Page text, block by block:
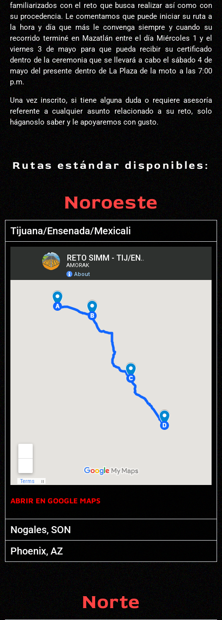
familiarizados con el reto que busca realizar así como con
su procedencia. Le comentamos que puede iniciar su ruta a
la hora y día que más le convenga siempre y cuando su
recorrido terminé en Mazatlán entre el día Miércoles 1 y el
viernes 3 de mayo para que pueda recibir su certificado
dentro de la ceremonia que se llevará a cabo el sábado 4 de
mayo del presente dentro de La Plaza de la moto a las 7:00
p.m.
Una vez inscrito, si tiene alguna duda o requiere asesoría
referente a cualquier asunto relacionado a su reto, solo
háganoslo saber y le apoyaremos con gusto.
Rutas estándar disponibles:
Noroeste
Tijuana/Ensenada/Mexicali
ABRIR EN GOOGLE MAPS
Nogales, SON
Phoenix, AZ
Norte